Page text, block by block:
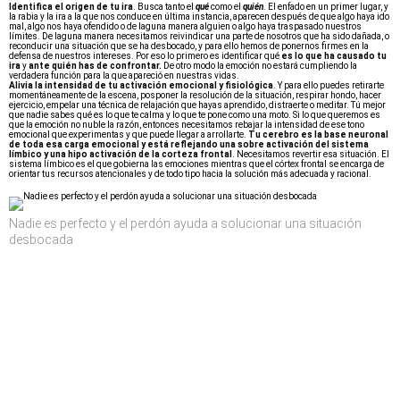
Identifica el origen de tu ira . Busca tanto el quécomo el quién . El enfado en un primer lugar, y
la rabia y la ira a la que nos conduce en última instancia, aparecen después de que algo haya ido
mal, algo nos haya ofendido o de laguna manera alguien o algo haya traspasado nuestros
límites. De laguna manera necesitamos reivindicar una parte de nosotros que ha sido dañada, o
reconducir una situación que se ha desbocado, y para ello hemos de ponernos firmes en la
defensa de nuestros intereses. Por eso lo primero es identificar qué es lo que ha causado tu
irayante quién has de confrontar. De otro modo la emoción no estará cumpliendo la
verdadera función para la que apareció en nuestras vidas.
Alivia la intensidad de tu activación emocional y fisiológica . Y para ello puedes retirarte
momentáneamente de la escena, posponer la resolución de la situación, respirar hondo, hacer
ejercicio, empelar una técnica de relajación que hayas aprendido, distraerte o meditar. Tú mejor
que nadie sabes qué es lo que te calma y lo que te pone como una moto. Si lo que queremos es
que la emoción no nuble la razón, entonces necesitamos rebajar la intensidad de ese tono
emocional que experimentas y que puede llegar a arrollarte. Tu cerebro es la base neuronal
de toda esa carga emocional y está reflejando una sobre activación del sistema
límbico y una hipo activación de la corteza frontal
. Necesitamos revertir esa situación. El
sistema límbico es el que gobierna las emociones mientras que el córtex frontal se encarga de
orientar tus recursos atencionales y de todo tipo hacia la solución más adecuada y racional.
Nadie es perfecto y el perdón ayuda a solucionar una situación
desbocada